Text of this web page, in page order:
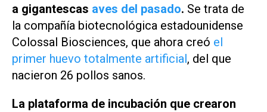
a gigantescas aves del pasado. Se trata de
la compañía biotecnológica estadounidense
Colossal Biosciences, que ahora creó el
primer huevo totalmente artificial, del que
nacieron 26 pollos sanos.
La plataforma de incubación que crearon